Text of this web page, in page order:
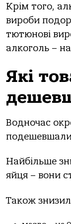
Крім того,
вироби
тютюнові
алкоголь –
Які
Водночас
Найбільше
яйця – вони
Також